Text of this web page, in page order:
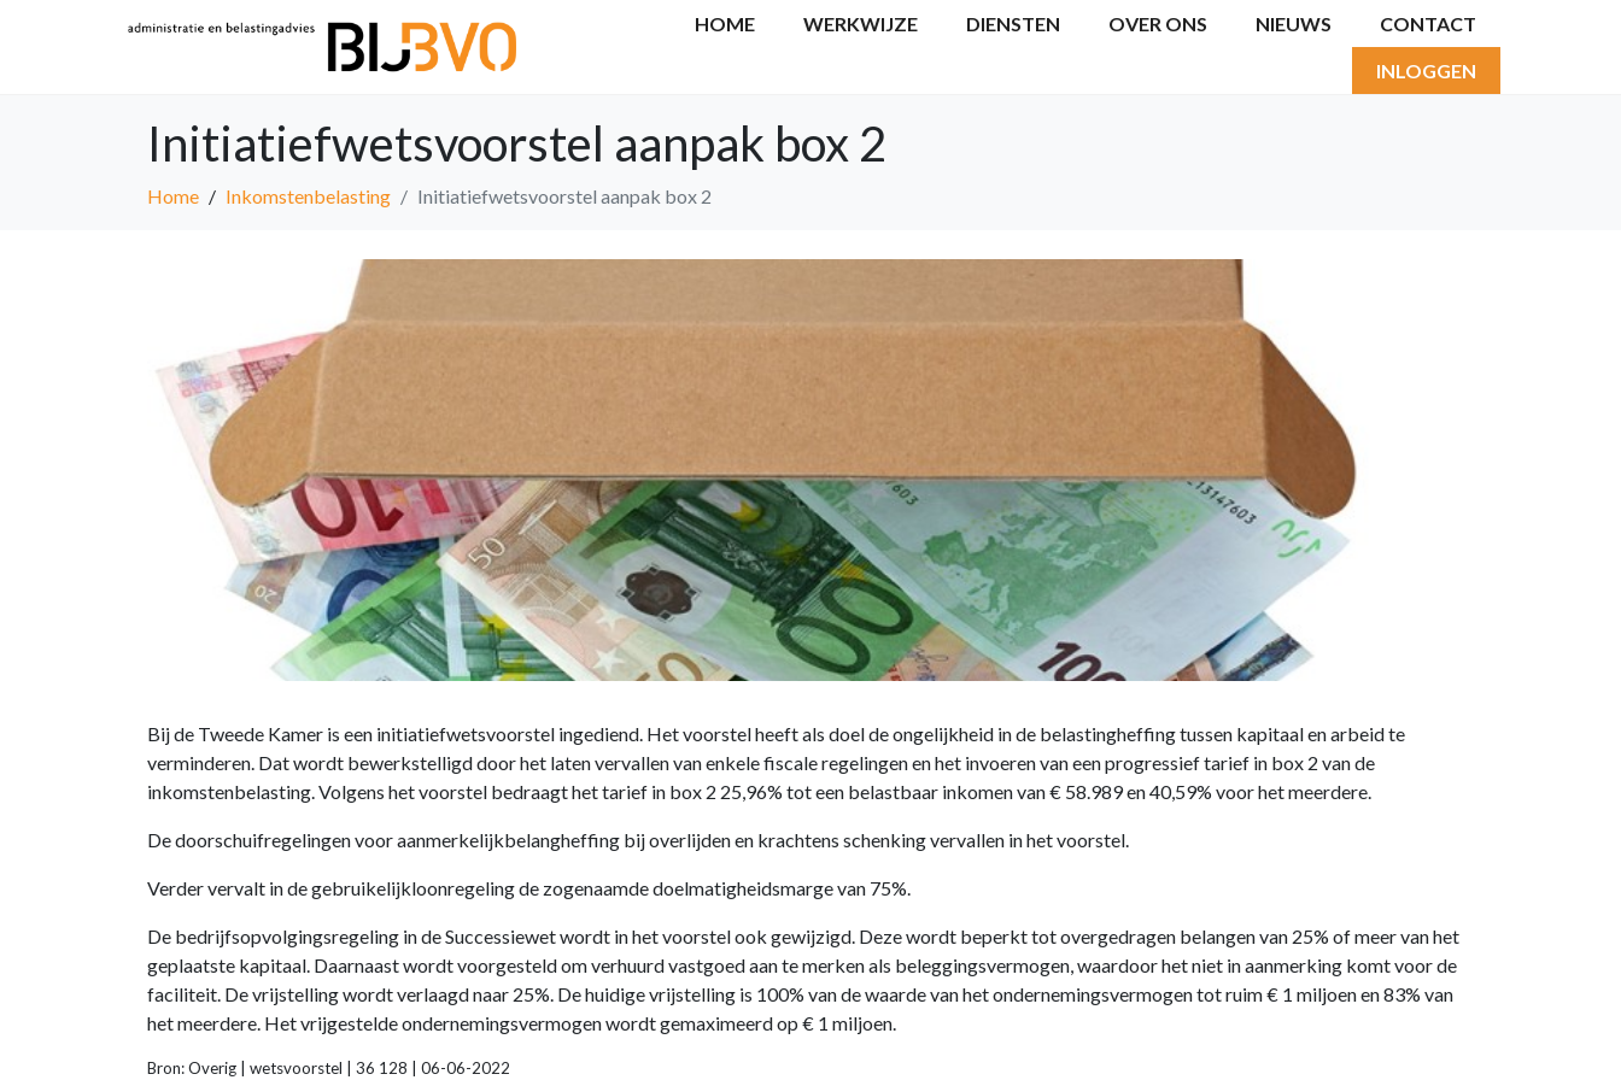
HOME WERKWIJZE DIENSTEN OVER ONS NIEUWS CONTACT
INLOGGEN
Initiatiefwetsvoorstel aanpak box 2
Home Inkomstenbelasting Initiatiefwetsvoorstel aanpak box 2
Bij de Tweede Kamer is een initiatiefwetsvoorstel ingediend. Het voorstel heeft als doel de ongelijkheid in de belastingheffing tussen kapitaal en arbeid te
verminderen. Dat wordt bewerkstelligd door het laten vervallen van enkele fiscale regelingen en het invoeren van een progressief tarief in box 2 van de
inkomstenbelasting. Volgens het voorstel bedraagt het tarief in box 2 25,96% tot een belastbaar inkomen van € 58.989 en 40,59% voor het meerdere.
De doorschuifregelingen voor aanmerkelijkbelangheffing bij overlijden en krachtens schenking vervallen in het voorstel.
Verder vervalt in de gebruikelijkloonregeling de zogenaamde doelmatigheidsmarge van 75%.
De bedrijfsopvolgingsregeling in de Successiewet wordt in het voorstel ook gewijzigd. Deze wordt beperkt tot overgedragen belangen van 25% of meer van het
geplaatste kapitaal. Daarnaast wordt voorgesteld om verhuurd vastgoed aan te merken als beleggingsvermogen, waardoor het niet in aanmerking komt voor de
faciliteit. De vrijstelling wordt verlaagd naar 25%. De huidige vrijstelling is 100% van de waarde van het ondernemingsvermogen tot ruim € 1 miljoen en 83% van
het meerdere. Het vrijgestelde ondernemingsvermogen wordt gemaximeerd op € 1 miljoen.
Bron: Overig | wetsvoorstel | 36 128 | 06-06-2022